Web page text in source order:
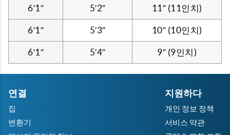
6′1″ 5′2″ 11″ (11인치)
6′1″ 5′3″ 10″ (10인치)
6′1″ 5′4″ 9″ (9인치)
연결
집
변환기
지원하다
개인 정보 정책
서비스 약관